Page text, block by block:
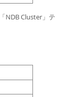
NDB Cluster」テ